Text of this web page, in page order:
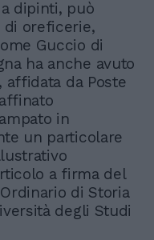
dipinti, può
di oreficerie,
Guccio di
ha anche avuto
da Poste
in
un particolare
a firma del
di Storia
degli Studi